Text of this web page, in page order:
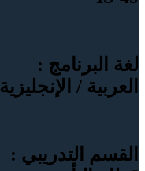
لغة البرنامج :
العربية / الإنجليزية
القسم التدريبي :